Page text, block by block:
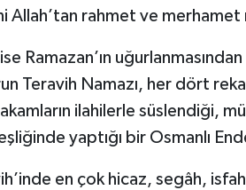
Allah’tan rahmet ve merhamet
Ramazan’ın
Teravih Namazı, her dört
ilahilerle süslendiği,
yaptığı bir Osmanlı
en çok hicaz, segâh,